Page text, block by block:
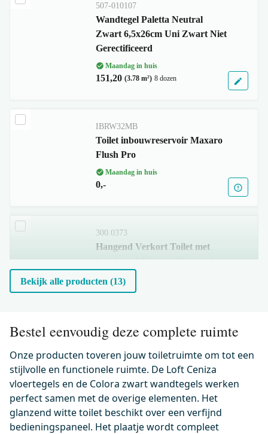
507-010107
Wandtegel Paletta Neutral
Zwart 6,5x26cm Uni Zwart Niet
Gerectificeerd
Maandag in huis
151,20 (3.78 m²) 8 dozen
IBRW32MB
Toilet inbouwreservoir Maxaro
Flush Pro
Maandag in huis
0,-
300.0373
Hangend Verkort Toilet met
Spoelrand Classico Glanzend
Maandag in huis
500.0220
Wc-bril verdikt Glanzend wit
incl. Softclose en Quick release
Maandag in huis
0,-
Bekijk alle producten (13)
Bestel eenvoudig deze complete ruimte
Onze producten toveren jouw toiletruimte om tot een
stijlvolle en functionele ruimte. De Loft Ceniza
vloertegels en de Colora zwart wandtegels werken
perfect samen met de overige elementen. Het
glanzend witte toilet beschikt over een verfijnd
bedieningspaneel. Het plaatje wordt compleet